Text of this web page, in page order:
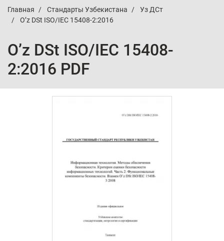
Главная Стандарты Узбекистана
Уз ДСт
O’z DSt ISO/IEC 15408-2:2016
O’z DSt ISO/IEC 15408-
2:2016 PDF